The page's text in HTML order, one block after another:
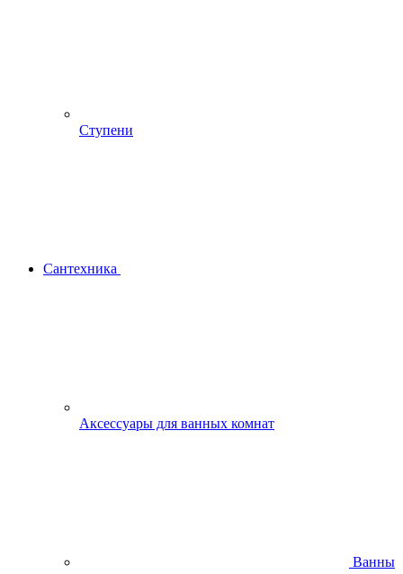
Ступени
Сантехника
Аксессуары для ванных комнат
Ванны